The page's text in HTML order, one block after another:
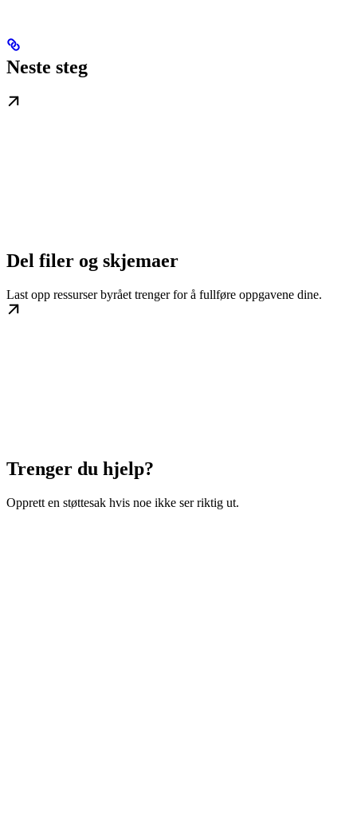
Neste steg
Del filer og skjemaer
Last opp ressurser byrået trenger for å fullføre oppgavene dine.
Trenger du hjelp?
Opprett en støttesak hvis noe ikke ser riktig ut.